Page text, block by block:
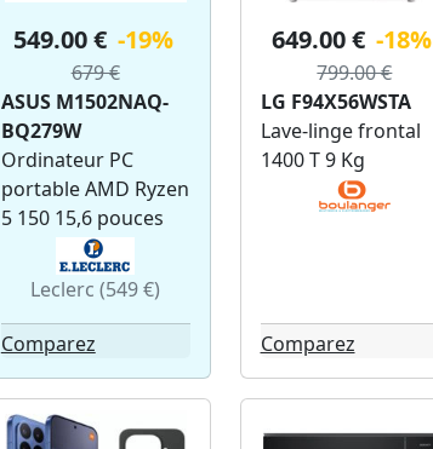
549.00 € -19%
679 €
ASUS M1502NAQ-
BQ279W
Ordinateur PC
portable AMD Ryzen
5 150 15,6 pouces
Leclerc (549 €)
Comparez
649.00 € -18%
799.00 €
LG F94X56WSTA
Lave-linge frontal
1400 T 9 Kg
Comparez